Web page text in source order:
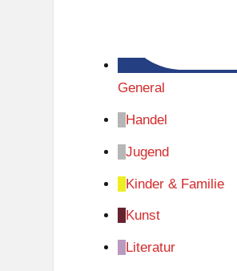
General
Handel
Jugend
Kinder & Familie
Kunst
Literatur